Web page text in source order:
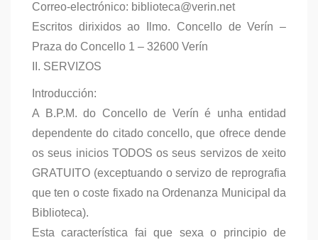
Correo-electrónico: biblioteca@verin.net
Escritos dirixidos ao Ilmo. Concello de Verín –
Praza do Concello 1 – 32600 Verín
II. SERVIZOS
Introducción:
A B.P.M. do Concello de Verín é unha entidad
dependente do citado concello, que ofrece dende
os seus inicios TODOS os seus servizos de xeito
GRATUITO (exceptuando o servizo de reprografia
que ten o coste fixado na Ordenanza Municipal da
Biblioteca).
Esta característica fai que sexa o principio de